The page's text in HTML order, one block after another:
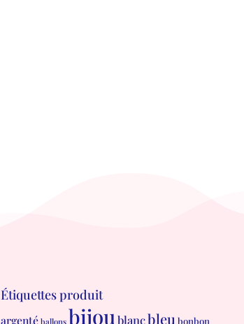
Étiquettes produit
argenté ballons bijou blancbleu bonbon